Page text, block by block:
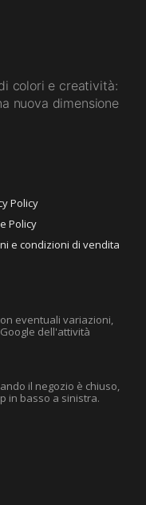
colori e creatività:
nuova dimensione
Policy
Policy
e condizioni di vendita
eventuali variazioni,
dell'attività
il negozio è chiuso,
in basso a sinistra.